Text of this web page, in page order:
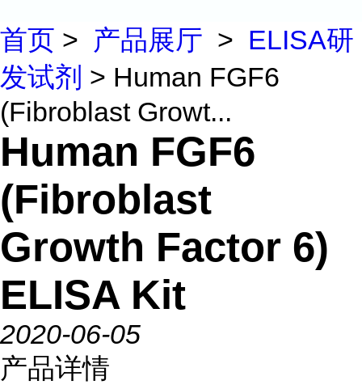
首页 > 产品展厅 > ELISA研
发试剂 > Human FGF6
(Fibroblast Growt...
Human FGF6
(Fibroblast
Growth Factor 6)
ELISA Kit
2020-06-05
产品详情